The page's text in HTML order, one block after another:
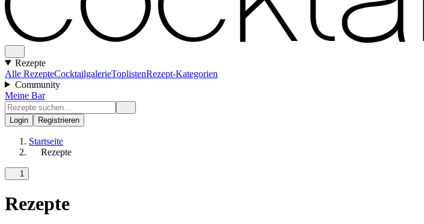
Rezepte
Alle RezepteCocktailgalerieToplistenRezept-Kategorien
Community
Meine Bar
Login Registrieren
Startseite
Rezepte
1
Rezepte